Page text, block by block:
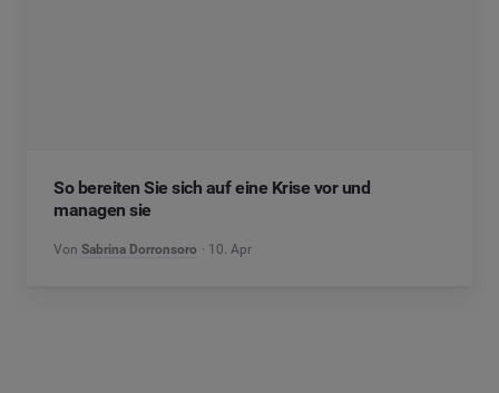
So bereiten Sie sich auf eine Krise vor und
managen sie
Von Sabrina Dorronsoro 10. Apr